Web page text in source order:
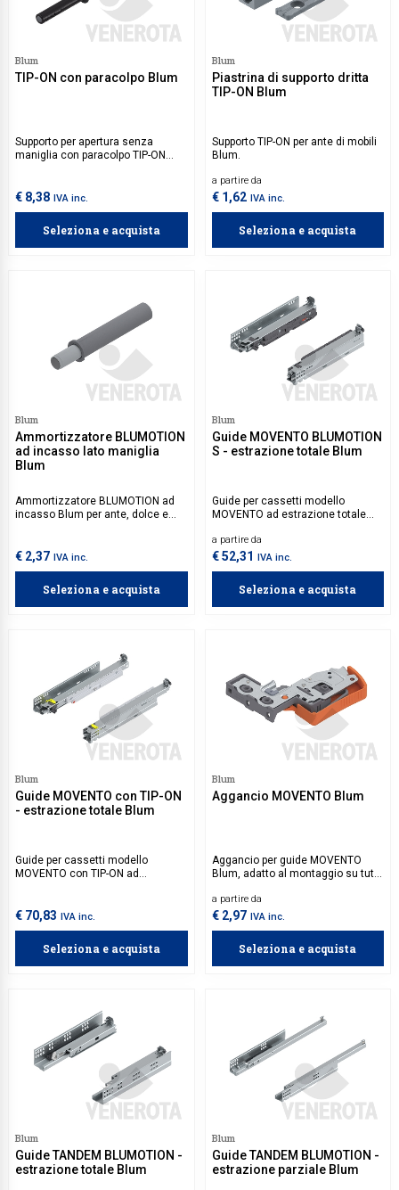
Blum
TIP-ON con paracolpo Blum
Supporto per apertura senza
maniglia con paracolpo TIP-ON
€ 8,38 IVA inc.
Seleziona e acquista
Blum
Piastrina di supporto dritta
TIP-ON Blum
Supporto TIP-ON per ante di mobili
Blum.
a partire da
€ 1,62 IVA inc.
Seleziona e acquista
Blum
Ammortizzatore BLUMOTION
ad incasso lato maniglia
Blum
Ammortizzatore BLUMOTION ad
incasso Blum per ante, dolce e
€ 2,37 IVA inc.
Seleziona e acquista
Blum
Guide MOVENTO BLUMOTION
S - estrazione totale Blum
Guide per cassetti modello
MOVENTO ad estrazione totale
integrato per una chiusura dolce e
silenziosa. Aggancio MOVENTO e
TIP-ON BLUMOTION set sono da
a partire da
€ 52,31 IVA inc.
Seleziona e acquista
Blum
Guide MOVENTO con TIP-ON
- estrazione totale Blum
Guide per cassetti modello
MOVENTO con TIP-ON ad
€ 70,83 IVA inc.
Seleziona e acquista
Blum
Aggancio MOVENTO Blum
Aggancio per guide MOVENTO
Blum, adatto al montaggio su tutti
Disponibile per lato sx o dx.
a partire da
€ 2,97 IVA inc.
Seleziona e acquista
Blum
Guide TANDEM BLUMOTION -
estrazione totale Blum
Blum
Guide TANDEM BLUMOTION -
estrazione parziale Blum